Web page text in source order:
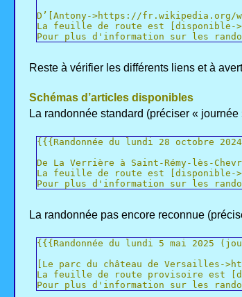
D’[Antony->https://
La feuille de route est [disponible-
Pour plus d'information sur les
Reste à vérifier les différents liens et à
Schémas d’articles disponibles
La randonnée standard (préciser «
{{{Randonnée du lundi 28 octobre
De La Verrière à Saint-Rémy-lès-
La feuille de route est [disponible-
Pour plus d'information sur les
La randonnée pas encore reconnue
{{{Randonnée du lundi 5 mai 2025
[Le parc du château de Versailles-
La feuille de route provisoire est
Pour plus d'information sur les